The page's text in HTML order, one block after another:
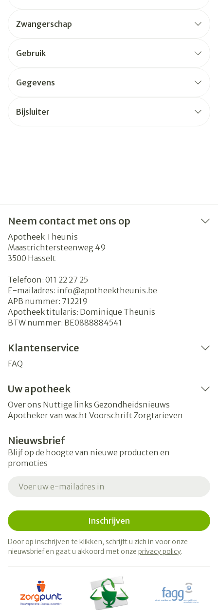
Zwangerschap
Gebruik
Gegevens
Bijsluiter
Neem contact met ons op
Apotheek Theunis
Maastrichtersteenweg 49
3500 Hasselt
Telefoon: 011 22 27 25
E-mailadres: info@apotheektheunis.be
APB nummer: 712219
Apotheek titularis: Dominique Theunis
BTW nummer: BE0888884541
Klantenservice
FAQ
Uw apotheek
Over ons Nuttige links Gezondheidsnieuws
Apotheker van wacht Voorschrift Zorgtarieven
Nieuwsbrief
Blijf op de hoogte van nieuwe producten en
promoties
Inschrijven
Door op inschrijven te klikken, schrijft u zich in voor onze
nieuwsbrief en gaat u akkoord met onze privacy policy.